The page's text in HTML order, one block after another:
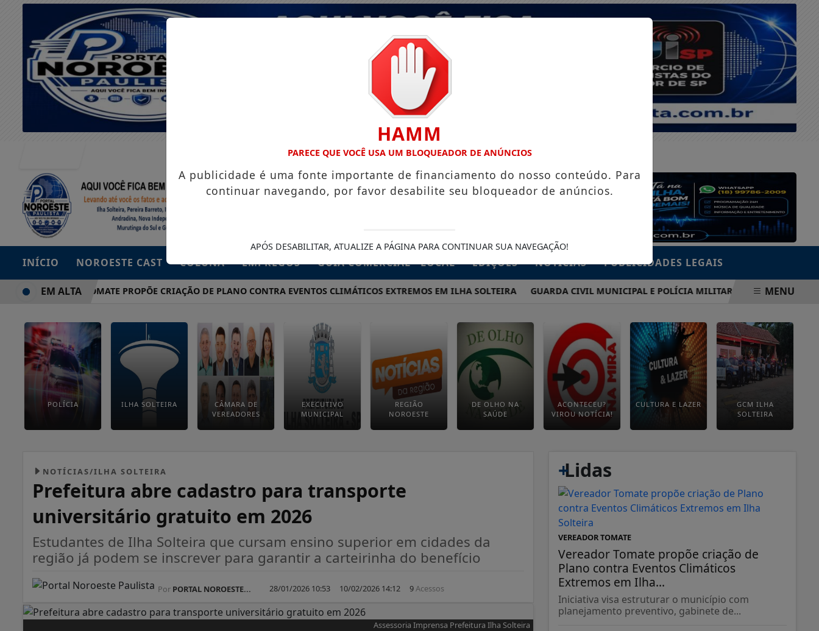
INÍCIO NOROESTE CAST COLUNA EMPREGOS GUIA COMERCIAL - LOCAL EDIÇÕES NOTÍCIAS PUBLICIDADES LEGAIS
VEREADOR TOMATE PROPÕE CRIAÇÃO DE PLANO CONTRA EVENTOS CLIMÁTICOS EXTREMOS EM ILHA SOLTEIRA GUARDA CIVIL MUNICIPAL E POLÍCIA MILITAR REFORÇAM
EM ALTA MENU
POLÍCIA ILHA SOLTEIRA
CÂMARA DE
VEREADORES
EXECUTIVO
MUNICIPAL
REGIÃO
NOROESTE
DE OLHO NA
SAÚDE
ACONTECEU?
VIROU NOTÍCIA!
CULTURA E LAZER
GCM ILHA
SOLTEIRA
NOTÍCIAS/ILHA SOLTEIRA
Prefeitura abre cadastro para transporte
universitário gratuito em 2026
Estudantes de Ilha Solteira que cursam ensino superior em cidades da
região já podem se inscrever para garantir a carteirinha do benefício
Por PORTAL NOROESTE... 28/01/2026 10:53 10/02/2026 14:12 9Acessos
Assessoria Imprensa Prefeitura Ilha Solteira
+
Lidas
VEREADOR TOMATE
Vereador Tomate propõe criação de
Plano contra Eventos Climáticos
Extremos em Ilha...
Iniciativa visa estruturar o município com
planejamento preventivo, gabinete de...
HAMM
PARECE QUE VOCÊ USA UM BLOQUEADOR DE ANÚNCIOS
A publicidade é uma fonte importante de financiamento do nosso conteúdo. Para
continuar navegando, por favor desabilite seu bloqueador de anúncios.
APÓS DESABILITAR, ATUALIZE A PÁGINA PARA CONTINUAR SUA NAVEGAÇÃO!